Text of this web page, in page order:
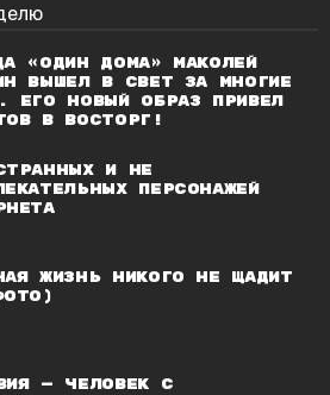
«Один дома» Маколей
вышел в свет за многие
Его новый образ привел
в восторг!
и не
персонажей
жизнь никого не щадит
— человек с